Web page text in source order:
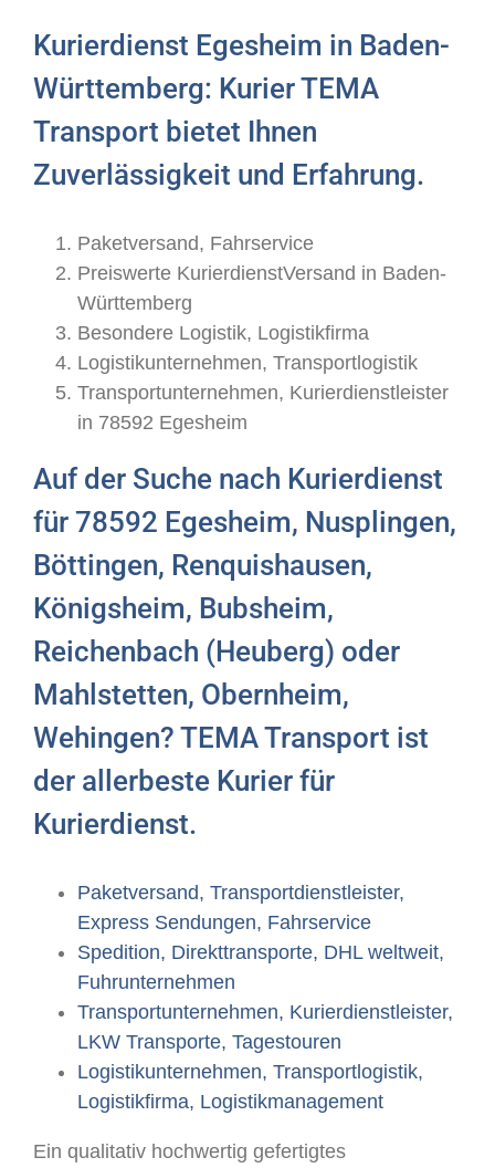
Kurierdienst Egesheim in Baden-
Württemberg: Kurier TEMA
Transport bietet Ihnen
Zuverlässigkeit und Erfahrung.
Paketversand, Fahrservice
Preiswerte KurierdienstVersand in Baden-
Württemberg
Besondere Logistik, Logistikfirma
Logistikunternehmen, Transportlogistik
Transportunternehmen, Kurierdienstleister
in 78592 Egesheim
Auf der Suche nach Kurierdienst
für 78592 Egesheim, Nusplingen,
Böttingen, Renquishausen,
Königsheim, Bubsheim,
Reichenbach (Heuberg) oder
Mahlstetten, Obernheim,
Wehingen? TEMA Transport ist
der allerbeste Kurier für
Kurierdienst.
Paketversand, Transportdienstleister,
Express Sendungen, Fahrservice
Spedition, Direkttransporte, DHL weltweit,
Fuhrunternehmen
Transportunternehmen, Kurierdienstleister,
LKW Transporte, Tagestouren
Logistikunternehmen, Transportlogistik,
Logistikfirma, Logistikmanagement
Ein qualitativ hochwertig gefertigtes